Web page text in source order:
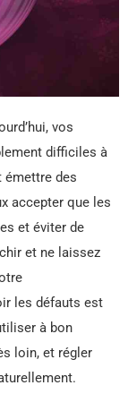
vos
difficiles à
émettre des
accepter que les
et éviter de
et ne laissez
les défauts est
à bon
loin, et régler